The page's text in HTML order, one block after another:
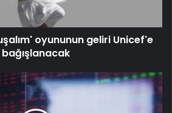
oyununun geliri Unicef'e
bağışlanacak